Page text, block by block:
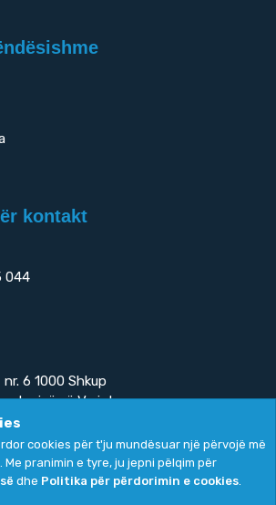
kontakt
044
nr. 6 1000 Shkup
së Veriut
Politika për përdorimin e cookies
cookies për t'ju mundësuar një përvojë më
pranimin e tyre, ju jepni pëlqim për
dhe Politika për përdorimin e cookies.